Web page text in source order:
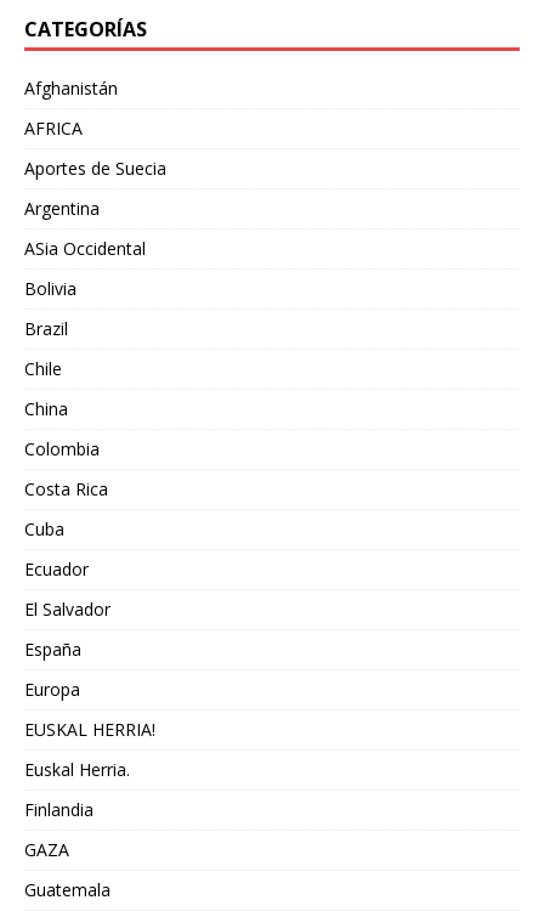
CATEGORÍAS
Afghanistán
AFRICA
Aportes de Suecia
Argentina
ASia Occidental
Bolivia
Brazil
Chile
China
Colombia
Costa Rica
Cuba
Ecuador
El Salvador
España
Europa
EUSKAL HERRIA!
Euskal Herria.
Finlandia
GAZA
Guatemala